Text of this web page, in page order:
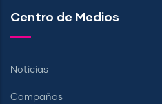
Centro de Medios
Noticias
Campañas